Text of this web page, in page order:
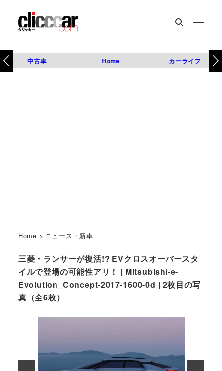
中古車 Home カーライフ
Home > ニュース・新車
三菱・ランサーが復活!? EVクロスオーバースタ
イルで登場の可能性アリ！ | Mitsubishi-e-
Evolution_Concept-2017-1600-0d | 2枚目の写
真（全6枚）